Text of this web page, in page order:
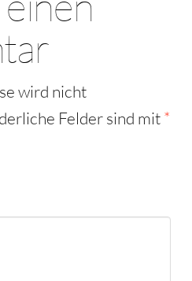
wird nicht
Felder sind mit*